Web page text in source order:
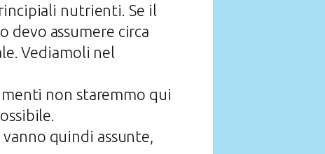
nutrienti. Se il
devo assumere circa
Vediamoli nel
non staremmo qui
quindi assunte,